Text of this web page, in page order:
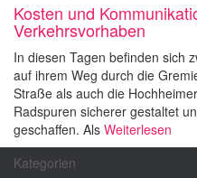
Kosten und
Verkehrsvorhaben
In diesen Tagen befinden sich
auf ihrem Weg durch die
Straße als auch die
Radspuren sicherer gestaltet
geschaffen. Als Weiterlesen
Kategorien